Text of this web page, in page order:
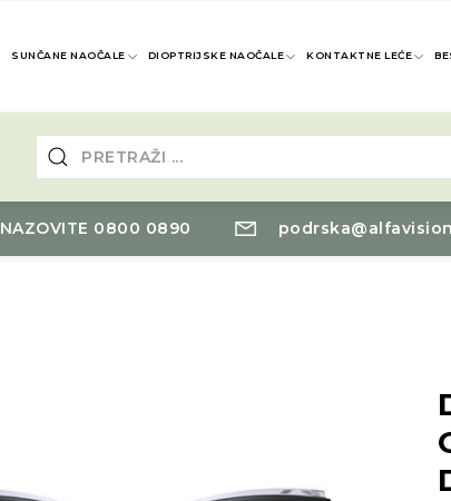
SUNČANE NAOČALE DIOPTRIJSKE NAOČALE KONTAKTNE LEĆE
NAZOVITE 0800 0890